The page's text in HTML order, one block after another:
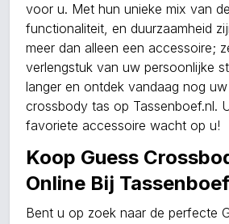
voor u. Met hun unieke mix van
functionaliteit, en duurzaamheid
meer dan alleen een accessoire;
verlengstuk van uw persoonlijke
langer en ontdek vandaag nog
crossbody tas op Tassenboef.nl.
favoriete accessoire wacht op u!
Koop Guess
Online Bij
Bent u op zoek naar de perfecte